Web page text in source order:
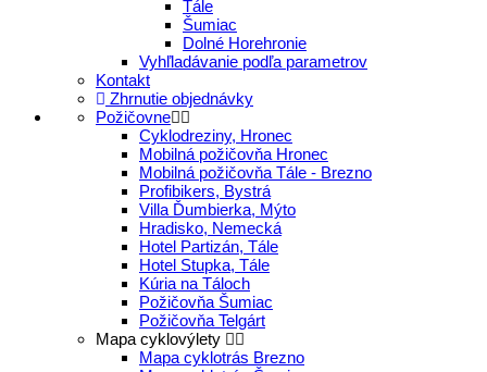
Tále
Šumiac
Dolné Horehronie
Vyhľladávanie podľa parametrov
Kontakt
Zhrnutie objednávky
Požičovne
Cyklodreziny, Hronec
Mobilná požičovňa Hronec
Mobilná požičovňa Tále - Brezno
Profibikers, Bystrá
Villa Ďumbierka, Mýto
Hradisko, Nemecká
Hotel Partizán, Tále
Hotel Stupka, Tále
Kúria na Táloch
Požičovňa Šumiac
Požičovňa Telgárt
Mapa cyklovýlety
Mapa cyklotrás Brezno